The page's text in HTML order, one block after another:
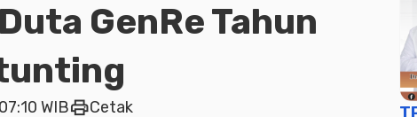
GenRe Tahun
WIBprintCetak